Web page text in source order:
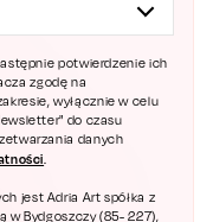
potwierdzenie ich
zgodę na
wyłącznie w celu
do czasu
danych
.
jest Adria Art spółka z
w Bydgoszczy (85- 227),